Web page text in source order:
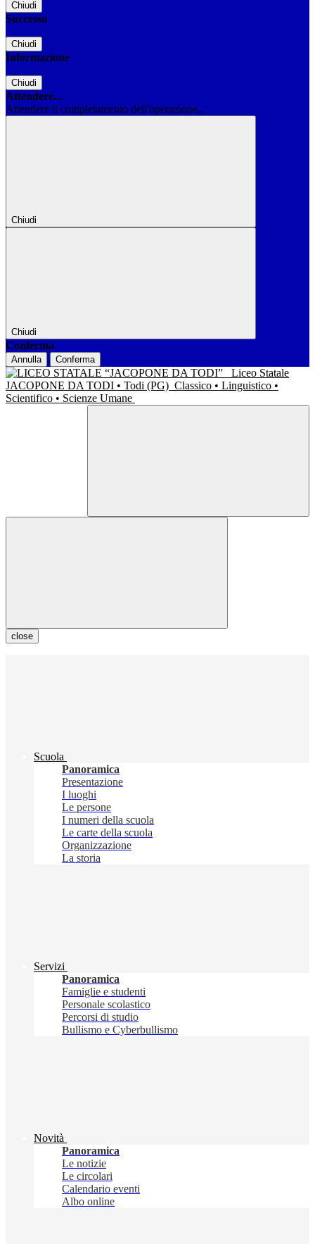
Chiudi
Successo
Chiudi
Informazione
Chiudi
Attendere...
Attendere il completamento dell'operazione...
Chiudi
Chiudi
Conferma
Annulla Conferma
Liceo Statale
JACOPONE DA TODI • Todi (PG) Classico • Linguistico •
Scientifico • Scienze Umane
close
Scuola
Panoramica
Presentazione
I luoghi
Le persone
I numeri della scuola
Le carte della scuola
Organizzazione
La storia
Servizi
Panoramica
Famiglie e studenti
Personale scolastico
Percorsi di studio
Bullismo e Cyberbullismo
Novità
Panoramica
Le notizie
Le circolari
Calendario eventi
Albo online